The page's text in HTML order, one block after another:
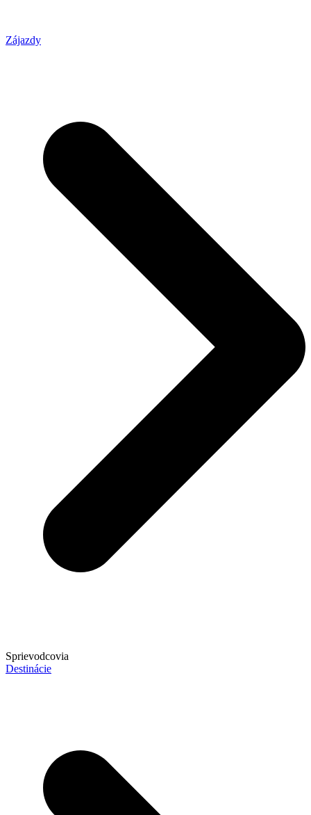
Zájazdy
Sprievodcovia
Destinácie